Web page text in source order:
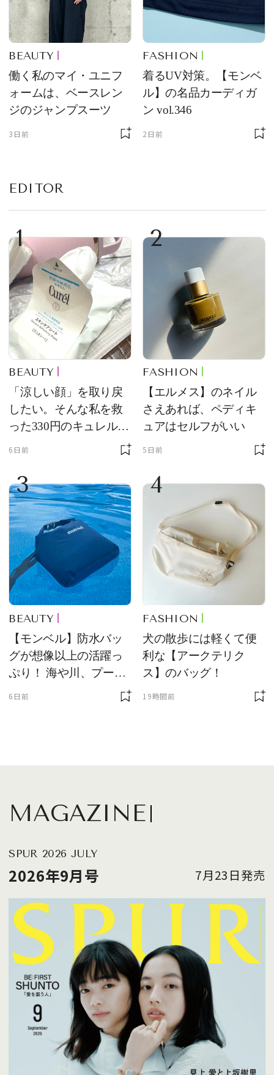
BEAUTY
働く私のマイ・ユニフ
ォームは、ベースレン
ジのジャンプスーツ
3日前
FASHION
着るUV対策。【モンベ
ル】の名品カーディガ
ン vol.346
2日前
EDITOR
1
BEAUTY
「涼しい顔」を取り戻
したい。そんな私を救
った330円のキュレル名
6日前
2
FASHION
【エルメス】のネイル
さえあれば、ペディキ
ュアはセルフがいい
5日前
3
BEAUTY
【モンベル】防水バッ
グが想像以上の活躍っ
ぷり！ 海や川、プール
6日前
4
FASHION
犬の散歩には軽くて便
利な【アークテリク
ス】のバッグ！
19時間前
MAGAZINE
SPUR 2026 JULY
2026年9月号 7月23日発売